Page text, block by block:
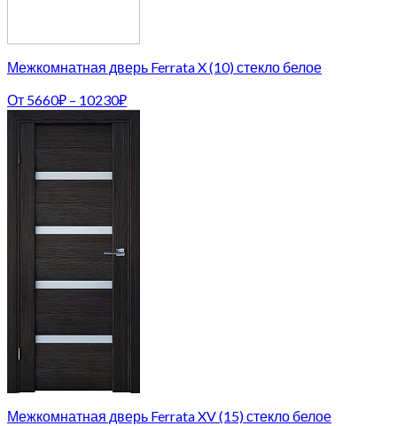
Межкомнатная дверь Ferrata X (10) стекло белое
От 5660₽ – 10230₽
Межкомнатная дверь Ferrata XV (15) стекло белое